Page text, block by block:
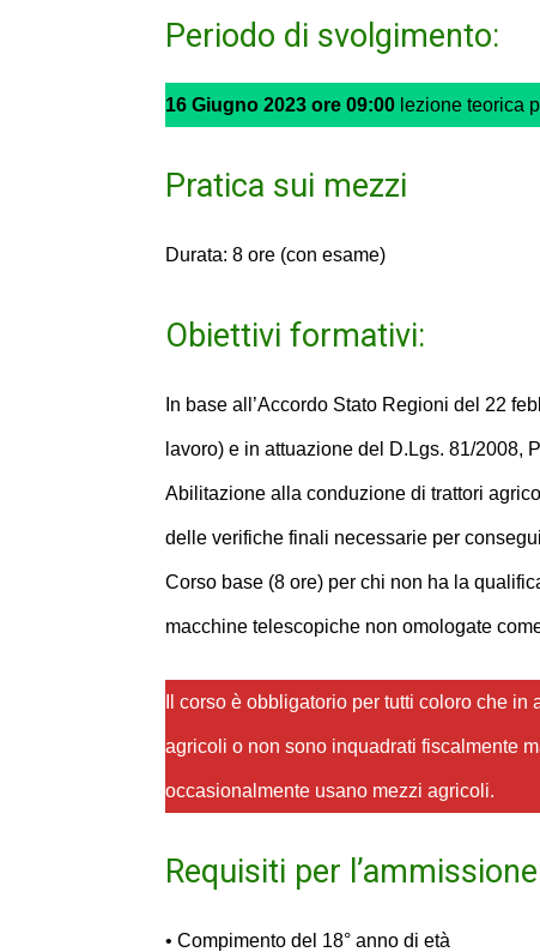
Periodo di svolgimento:
16 Giugno 2023 ore 09:00 lezione teorica
Pratica sui mezzi
Durata: 8 ore (con esame)
Obiettivi formativi:
In base all’Accordo Stato Regioni del 22
lavoro) e in attuazione del D.Lgs. 81/2008,
Abilitazione alla conduzione di trattori
delle verifiche finali necessarie per
Corso base (8 ore) per chi non ha la
macchine telescopiche non omologate
Il corso è obbligatorio per tutti coloro che
agricoli o non sono inquadrati fiscalmente
occasionalmente usano mezzi agricoli.
Requisiti per
• Compimento del 18° anno di età